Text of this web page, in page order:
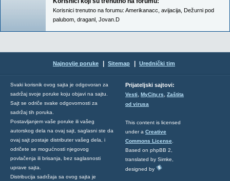
Korisnici trenutno na forumu: Amerikanacc avijacija Dežurni pod
palubom draganl Jovan.D
Najnovije poruke Sitemap Urednički tim
Svaki korisnik ovog sajta je odgovoran za
sadržaj svoje poruke koju objavi na sajtu.
Sajt se odriče svake odgovornosti za
sadržaj tih poruka.
Postavljanjem vaše poruke ili vašeg
autorskog dela na ovaj sajt, saglasni ste da
ovaj sajt postaje distributer vašeg dela, i
odričete se mogućnosti njegovog
povlačenja ili brisanja, bez saglasnosti
uprave sajta.
Distribucija sadržaja sa ovog sajta je
Prijateljski sajtovi:
Vesti, MyCity.rs, Zaštita
od virusa
This content is licensed
under a Creative
Commons License
Based on phpBB 2,
translated by Simke,
designed by